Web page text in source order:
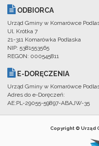
ODBIORCA
Urząd Gminy w Komarówce
Ul. Krótka 7
21-311 Komarówka Podlaska
NIP: 5381553565
REGON: 000545811
E-DORĘCZENIA
Urząd Gminy w Komarówce
Adres do e-Doręczeń:
AE:PL-29055-59897-ABAJW-35
Copyright © Urząd